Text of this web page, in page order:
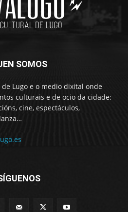
SOMOS
Lugo e o medio dixital onde
culturais e de ocio da cidade:
cine, espectáculos,